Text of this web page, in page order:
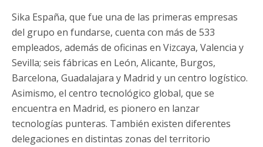
Sika España, que fue una de las primeras empresas
del grupo en fundarse, cuenta con más de 533
empleados, además de oficinas en Vizcaya, Valencia y
Sevilla; seis fábricas en León, Alicante, Burgos,
Barcelona, Guadalajara y Madrid y un centro logístico.
Asimismo, el centro tecnológico global, que se
encuentra en Madrid, es pionero en lanzar
tecnologías punteras. También existen diferentes
delegaciones en distintas zonas del territorio